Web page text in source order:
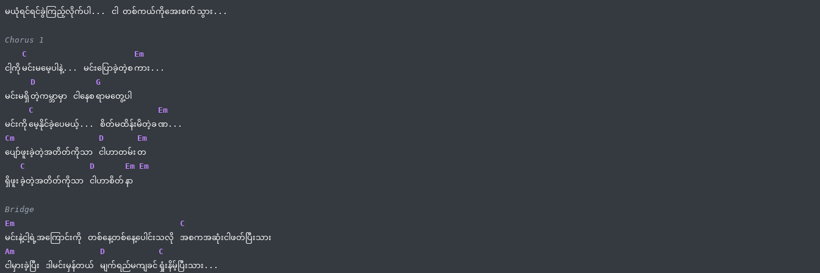
မယုံရင်ရင်ခွဲကြည့်လိုက်ပါ...
ငါ
တစ်ကယ်ကိုအေးစက် သွား...
Chorus 1
ငါ့ကို
C
မင်းမမေ့ပါနဲ့...
မင်းပြောခဲ့တဲ့စ
Em
ကား...
မင်းမရှိ
D
တဲ့ကမ္ဘာမှာ
ငါနေစ
G
ရာမတွေ့ပါ
မင်းကို
C
မေ့နိုင်ခဲ့ပေမယ့်...
စိတ်မထိန်းမိတဲ့ခ
Em
ဏ...
Cm
ပျော်ဖူးခဲ့တဲ့အတိတ်ကိုသာ
D
ငါဟာတမ်း
Em
တ
ရှိဖူး
C
ခဲ့တဲ့အတိတ်ကိုသာ
D
ငါဟာစိတ်
Em
နာ
Em
Bridge
Em
မင်းနဲ့ငါ့ရဲ့အကြောင်းကို
တစ်နေ့တစ်နေ့ပေါင်းသလို
C
အစကအဆုံးငါဖတ်ပြီးသား
Am
ငါမှားခဲ့ပြီး
ဒါမင်းမှန်တယ်
D
မျက်ရည်မကျခင်
C
ရှုံးနိမ့်ပြီးသား...